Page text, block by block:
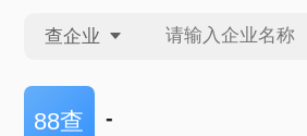
查企业
查企业
88查 -